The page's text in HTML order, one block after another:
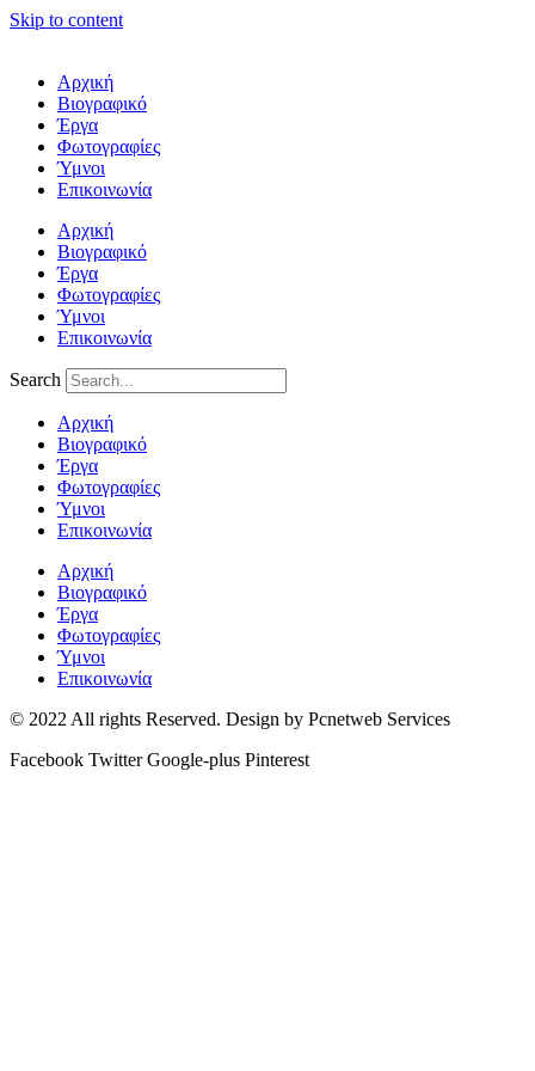
Skip to content
Αρχική
Βιογραφικό
Έργα
Φωτογραφίες
Ύμνοι
Επικοινωνία
Αρχική
Βιογραφικό
Έργα
Φωτογραφίες
Ύμνοι
Επικοινωνία
Search
Αρχική
Βιογραφικό
Έργα
Φωτογραφίες
Ύμνοι
Επικοινωνία
Αρχική
Βιογραφικό
Έργα
Φωτογραφίες
Ύμνοι
Επικοινωνία
© 2022 All rights Reserved. Design by Pcnetweb Services
Facebook Twitter Google-plus Pinterest